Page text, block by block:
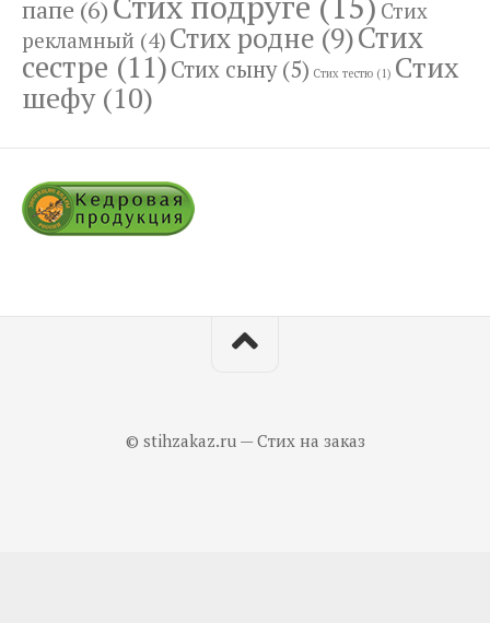
папе (6)
Стих
рекламный (4) Стих родне (9)Стих
сестре (11)Стих сыну(5) Стих тестю (1) Стих
шефу(10)
© stihzakaz.ru — Стих на заказ